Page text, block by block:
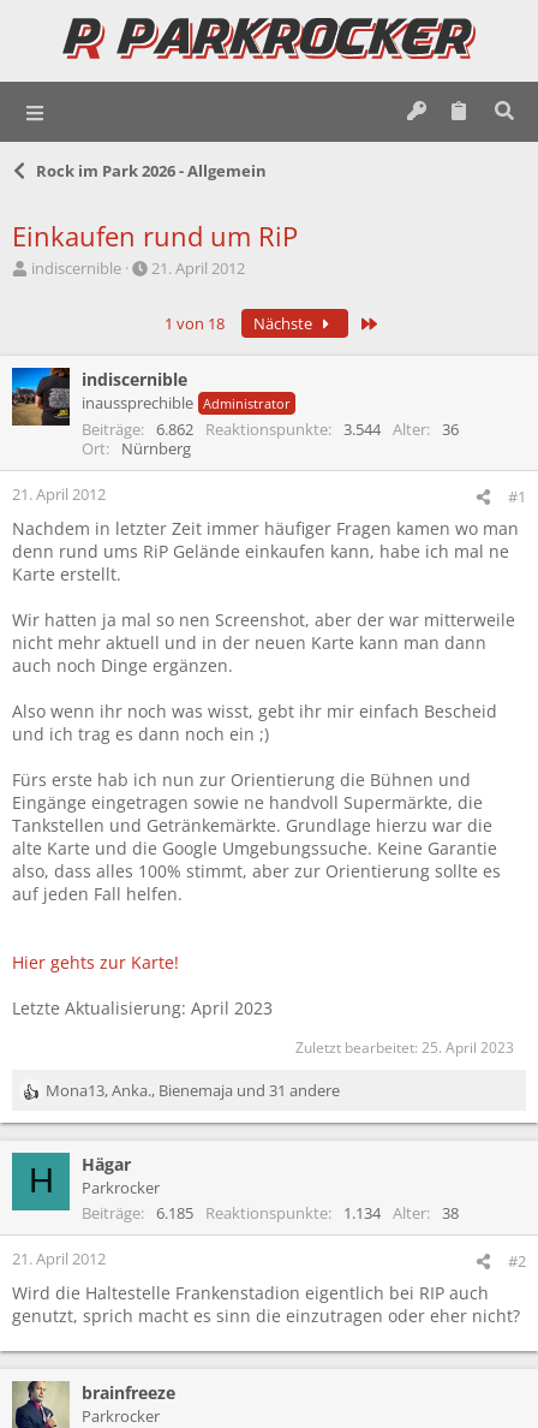
Rock im Park 2026 - Allgemein
Einkaufen rund um RiP
E
l
l
e
indiscernible
E
l
l
a
m
21. April 2012
1 von 18 Nächste
indiscernible
inaussprechible Administrator
Beiträge 6.862 Reaktionspunkte 3.544 Alter
36
Ort
Nürnberg
21. April 2012 #1
Nachdem in letzter Zeit immer häufiger Fragen kamen wo man
denn rund ums RiP Gelände einkaufen kann, habe ich mal ne
Karte erstellt.
Wir hatten ja mal so nen Screenshot, aber der war mitterweile
nicht mehr aktuell und in der neuen Karte kann man dann
auch noch Dinge ergänzen.
Also wenn ihr noch was wisst, gebt ihr mir einfach Bescheid
und ich trag es dann noch ein ;)
Fürs erste hab ich nun zur Orientierung die Bühnen und
Eingänge eingetragen sowie ne handvoll Supermärkte, die
Tankstellen und Getränkemärkte. Grundlage hierzu war die
alte Karte und die Google Umgebungssuche. Keine Garantie
also, dass alles 100% stimmt, aber zur Orientierung sollte es
auf jeden Fall helfen.
Hier gehts zur Karte!
Letzte Aktualisierung: April 2023
Zuletzt bearbeitet: 25. April 2023
R
e
i
n
n
:
Mona13,Anka., Bienemaja und 31 andere
H Hägar
Parkrocker
Beiträge
6.185 Reaktionspunkte 1.134 Alter 38
21. April 2012 #2
Wird die Haltestelle Frankenstadion eigentlich bei RIP auch
genutzt, sprich macht es sinn die einzutragen oder eher nicht?
brainfreeze
Parkrocker